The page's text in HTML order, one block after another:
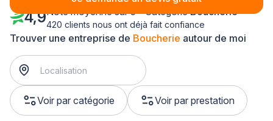
Trouver une entreprise de Boucherie autour de moi
Voir par catégorie Voir par prestation
4,9Note moyenne sur 5 - CatégorieBoucherie
420 clients nous ont déjà fait confiance